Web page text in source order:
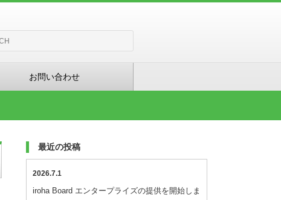
お問い合わせ
最近の投稿
2026.7.1
iroha Board エンタープライズの提供を開始しま